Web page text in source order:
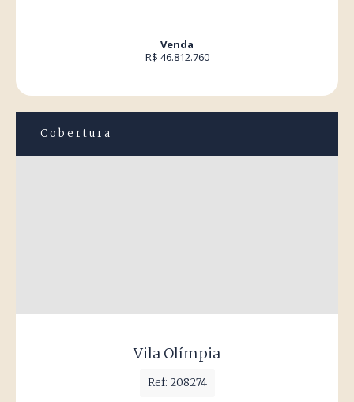
Venda
R$ 46.812.760
Cobertura
Vila Olímpia
Ref: 208274